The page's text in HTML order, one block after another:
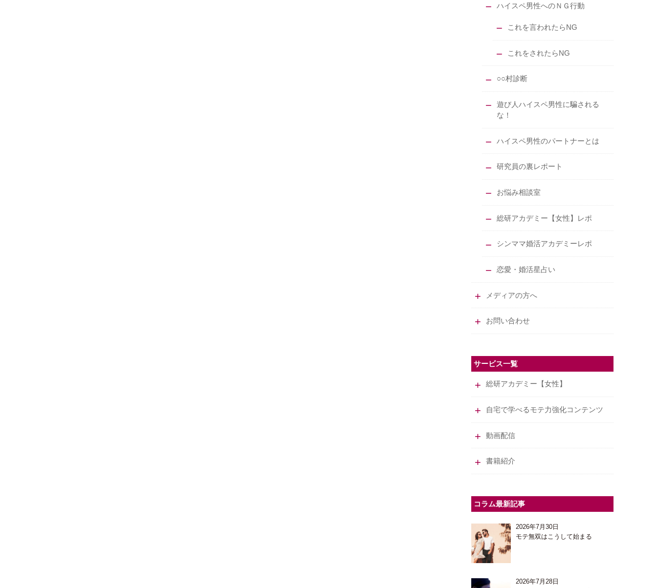
ハイスペ男性へのＮＧ行動
これを言われたらNG
これをされたらNG
○○村診断
遊び人ハイスペ男性に騙される
な！
ハイスペ男性のパートナーとは
研究員の裏レポート
お悩み相談室
総研アカデミー【女性】レポ
シンママ婚活アカデミーレポ
恋愛・婚活星占い
メディアの方へ
お問い合わせ
サービス一覧
総研アカデミー【女性】
自宅で学べるモテ力強化コンテンツ
動画配信
書籍紹介
コラム最新記事
2026年7月30日
モテ無双はこうして始まる
2026年7月28日